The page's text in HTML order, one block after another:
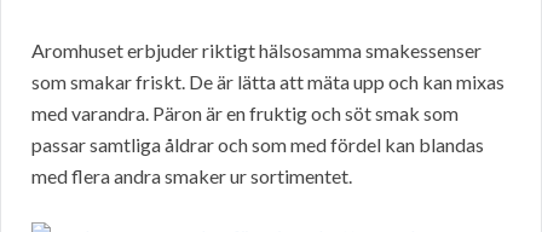
Aromhuset erbjuder riktigt hälsosamma smakessenser
som smakar friskt. De är lätta att mäta upp och kan mixas
med varandra. Päron är en fruktig och söt smak som
passar samtliga åldrar och som med fördel kan blandas
med flera andra smaker ur sortimentet.